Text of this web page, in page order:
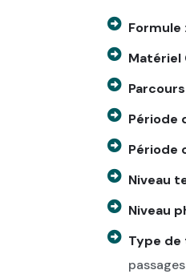
Formule :
Matériel
Période
Période
Niveau
Niveau
Type de